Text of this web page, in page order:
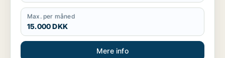
Max. per måned
15.000 DKK
Mere info